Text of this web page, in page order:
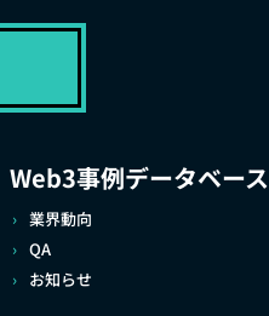
Web3事例データベース
業界動向
QA
お知らせ